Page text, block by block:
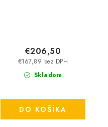
Skladom
€167,89 bez DPH
€206,50
DO KOŠÍKA